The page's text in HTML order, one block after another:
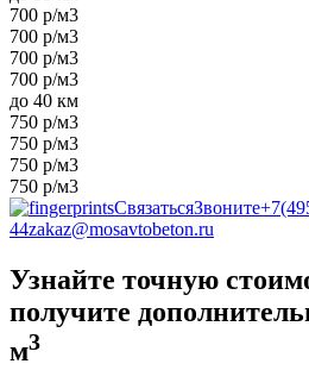
700 р/м3
700 р/м3
700 р/м3
700 р/м3
до 40 км
750 р/м3
750 р/м3
750 р/м3
750 р/м3
СвязатьсяЗвоните
44zakaz@mosavtobeton.ru
Узнайте точную
получите
м3